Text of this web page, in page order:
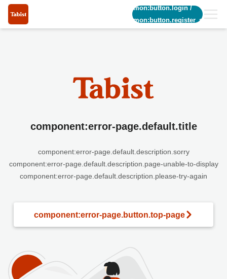
common:button.login/
common:button.register_short
component:error-page.default.title
component:error-page.default.description.sorry
component:error-page.default.description.page-unable-to-display
component:error-page.default.description.please-try-again
component:error-page.button.top-page